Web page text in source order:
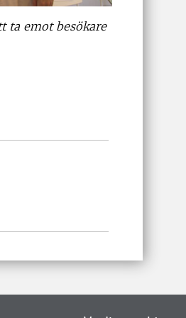
ta emot besökare